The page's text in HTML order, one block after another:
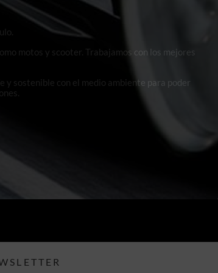
motos y scooter. Trabajamos con los mejores
y sostenible con el medio ambiente para poder